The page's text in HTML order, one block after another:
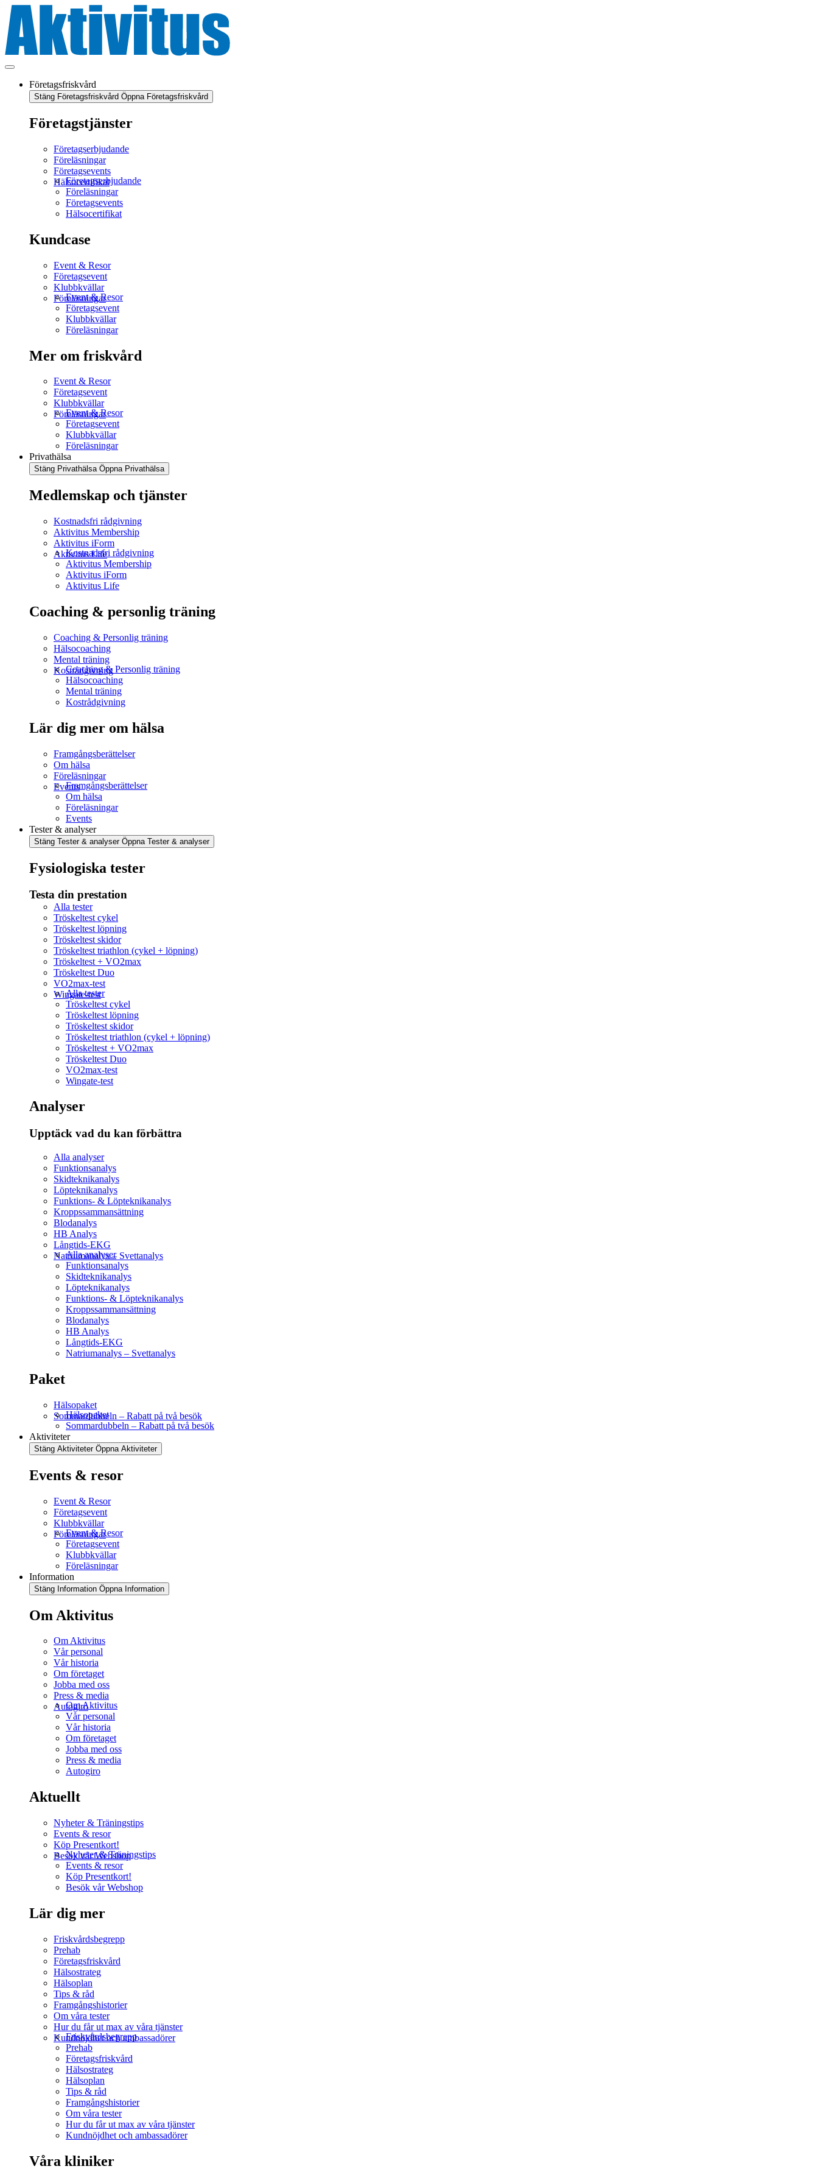
Företagsfriskvård
Stäng Företagsfriskvård Öppna Företagsfriskvård
Företagstjänster
Företagserbjudande
Föreläsningar
Företagsevents
Hälsocertifikat
Företagserbjudande
Föreläsningar
Företagsevents
Hälsocertifikat
Kundcase
Event & Resor
Företagsevent
Klubbkvällar
Föreläsningar
Event & Resor
Företagsevent
Klubbkvällar
Föreläsningar
Mer om friskvård
Event & Resor
Företagsevent
Klubbkvällar
Föreläsningar
Event & Resor
Företagsevent
Klubbkvällar
Föreläsningar
Privathälsa
Stäng Privathälsa Öppna Privathälsa
Medlemskap och tjänster
Kostnadsfri rådgivning
Aktivitus Membership
Aktivitus iForm
Aktivitus Life
Kostnadsfri rådgivning
Aktivitus Membership
Aktivitus iForm
Aktivitus Life
Coaching & personlig träning
Coaching & Personlig träning
Hälsocoaching
Mental träning
Kostrådgivning
Coaching & Personlig träning
Hälsocoaching
Mental träning
Kostrådgivning
Lär dig mer om hälsa
Framgångsberättelser
Om hälsa
Föreläsningar
EventsFramgångsberättelser
Om hälsa
Föreläsningar
Events
Tester & analyser
Stäng Tester & analyser Öppna Tester & analyser
Fysiologiska tester
Testa din prestation
Alla tester
Tröskeltest cykel
Tröskeltest löpning
Tröskeltest skidor
Tröskeltest triathlon (cykel + löpning)
Tröskeltest + VO2max
Tröskeltest Duo
VO2max-test
Wingate-test
Alla tester
Tröskeltest cykel
Tröskeltest löpning
Tröskeltest skidor
Tröskeltest triathlon (cykel + löpning)
Tröskeltest + VO2max
Tröskeltest Duo
VO2max-test
Wingate-test
Analyser
Upptäck vad du kan förbättra​
Alla analyser
Funktionsanalys
Skidteknikanalys
Löpteknikanalys
Funktions- & Löpteknikanalys
Kroppssammansättning
Blodanalys
HB Analys
Långtids-EKG
Natriumanalys – Svettanalys
Alla analyser
Funktionsanalys
Skidteknikanalys
Löpteknikanalys
Funktions- & Löpteknikanalys
Kroppssammansättning
Blodanalys
HB Analys
Långtids-EKG
Natriumanalys – Svettanalys
Paket
Hälsopaket
Sommardubbeln – Rabatt på två besök
Hälsopaket
Sommardubbeln – Rabatt på två besök
Aktiviteter
Stäng Aktiviteter Öppna Aktiviteter
Events & resor
Event & Resor
Företagsevent
Klubbkvällar
Föreläsningar
Event & Resor
Företagsevent
Klubbkvällar
Föreläsningar
Information
Stäng Information Öppna Information
Om Aktivitus
Om Aktivitus
Vår personal
Vår historia
Om företaget
Jobba med oss
Press & media
Autogiro
Om Aktivitus
Vår personal
Vår historia
Om företaget
Jobba med oss
Press & media
Autogiro
Aktuellt
Nyheter & Träningstips
Events & resor
Köp Presentkort!
Besök vår Webshop
Nyheter & Träningstips
Events & resor
Köp Presentkort!
Besök vår Webshop
Lär dig mer
Friskvårdsbegrepp
Prehab
Företagsfriskvård
Hälsostrateg
Hälsoplan
Tips & råd
Framgångshistorier
Om våra tester
Hur du får ut max av våra tjänster
Kundnöjdhet och ambassadörer
Friskvårdsbegrepp
Prehab
Företagsfriskvård
Hälsostrateg
Hälsoplan
Tips & råd
Framgångshistorier
Om våra tester
Hur du får ut max av våra tjänster
Kundnöjdhet och ambassadörer
Våra kliniker